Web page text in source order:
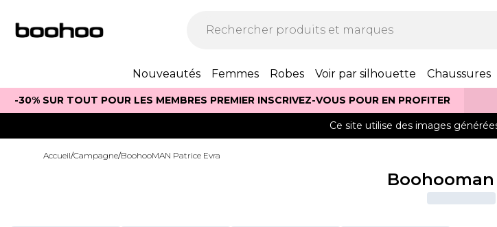
Nouveautés Femmes Robes Voir par silhouette Chaussures
-30% SUR TOUT POUR LES MEMBRES PREMIER INSCRIVEZ-VOUS POUR EN PROFITER
Ce site utilise des images
Accueil/Campagne/BoohooMAN Patrice Evra
Boohooman